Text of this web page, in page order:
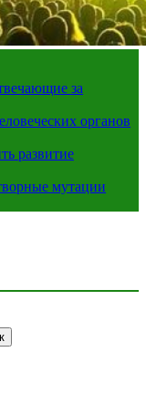
за
органов
развитие
мутации